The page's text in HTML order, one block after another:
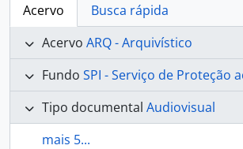
Acervo
Busca rápida
Acervo ARQ - Arquivístico
Fundo SPI - Serviço de Proteção
Tipo documental Audiovisual
mais 5...